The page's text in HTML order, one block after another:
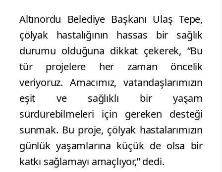
Altınordu Belediye Başkanı Ulaş Tepe,
çölyak hastalığının hassas bir sağlık
durumu olduğuna dikkat çekerek, “Bu
tür projelere her zaman öncelik
veriyoruz. Amacımız, vatandaşlarımızın
eşit ve sağlıklı bir yaşam
sürdürebilmeleri için gereken desteği
sunmak. Bu proje, çölyak hastalarımızın
günlük yaşamlarına küçük de olsa bir
katkı sağlamayı amaçlıyor,” dedi.